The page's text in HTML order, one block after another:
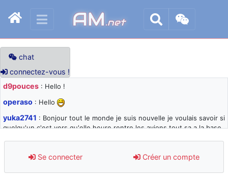
AM.net
chat
connectez-vous !
d9pouces : Hello !
operaso : Hello
yuka2741 : Bonjour tout le monde je suis nouvelle je voulais savoir si
quelqu'un c'est vers qu'elle heure rentre les avions tout sa a la base
d9pouces: désolé pour les quelques blocages du site ces derniers
jours : je teste des méthodes contre le spam et les bots trop nocifs
Se connecter Créer un compte